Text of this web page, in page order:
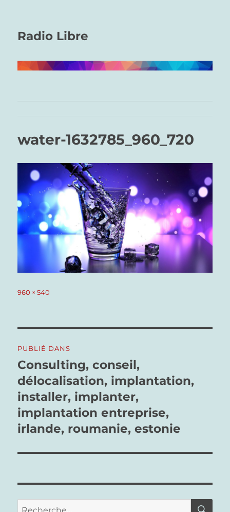
Radio Libre
water-1632785_960_720
Taille
960 × 540
de
l’article
PUBLIÉ DANS
Consulting, conseil,
délocalisation, implantation,
installer, implanter,
implantation entreprise,
irlande, roumanie, estonie
Recherche